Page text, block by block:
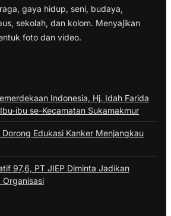
gaya hidup, seni, budaya,
sekolah, dan kolom. Menyajikan
foto dan video.
Indonesia, Hj. Idah Farida
ibu se-Kecamatan Sukamakmur
Dorong Edukasi Kanker Menjangkau
97,6, PT JIEP Diminta Jadikan
Organisasi